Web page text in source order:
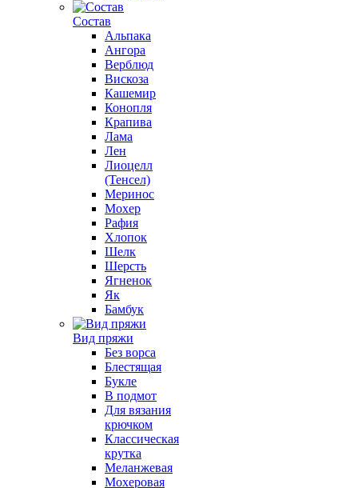
Состав
Альпака
Ангора
Верблюд
Вискоза
Кашемир
Конопля
Крапива
Лама
Лен
Лиоцелл
(Тенсел)
Меринос
Мохер
Рафия
Хлопок
Шелк
Шерсть
Ягненок
Як
Бамбук
Вид пряжи
Без ворса
Блестящая
Букле
В подмот
Для вязания
крючком
Классическая
крутка
Меланжевая
Мохеровая